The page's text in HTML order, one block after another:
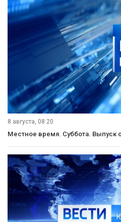
8 августа, 08:20
Местное время. Суббота. Выпуск